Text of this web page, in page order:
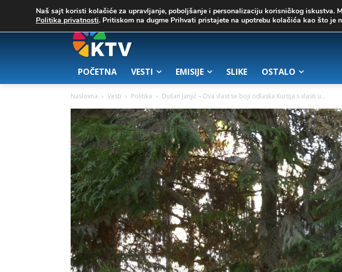
23.5 Zrenjanin 06. август 2026.
POČETNA VESTI EMISIJE SLIKE OSTALO
Naslovna Vesti Politika Dušan Janjić – Ova vlast se boji odlaska Kurtija s vlasti u...
Naš sajt koristi kolačiće za upravljanje, poboljšanje i personalizaciju korisničkog
Politika privatnosti. Pritiskom na dugme Prihvati pristajete na upotrebu kolačića kao što je